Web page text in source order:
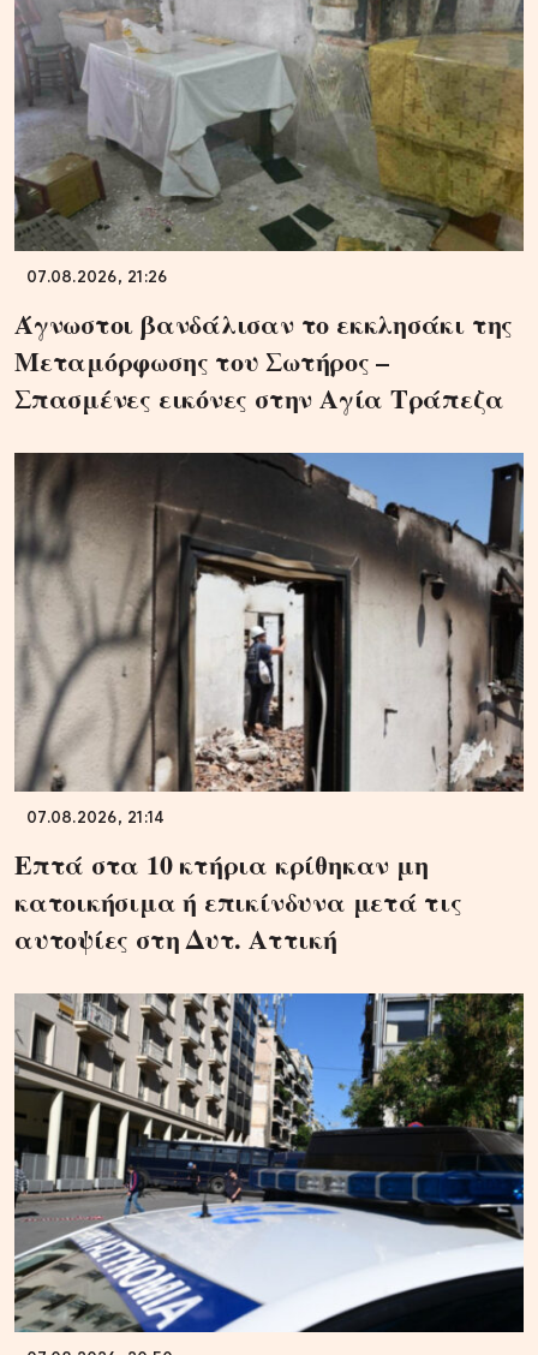
07.08.2026, 21:26
Άγνωστοι βανδάλισαν το εκκλησάκι της
Μεταμόρφωσης του Σωτήρος –
Σπασμένες εικόνες στην Αγία Τράπεζα
07.08.2026, 21:14
Επτά στα 10 κτήρια κρίθηκαν μη
κατοικήσιμα ή επικίνδυνα μετά τις
αυτοψίες στη Δυτ. Αττική